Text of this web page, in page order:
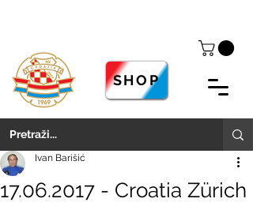
SHOP
17.06.2017 - Croatia Zürich
Ivan Barišić